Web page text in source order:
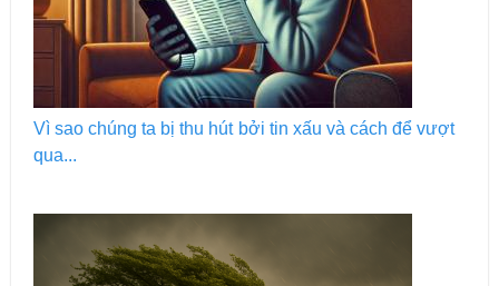
Vì sao chúng ta bị thu hút bởi tin xấu và cách để vượt
qua...